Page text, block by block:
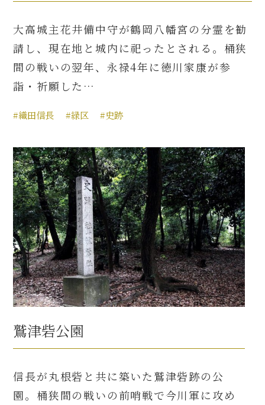
大高城主花井備中守が鶴岡八幡宮の分霊を勧
請し、現在地と城内に祀ったとされる。桶狭
間の戦いの翌年、永禄4年に徳川家康が参
詣・祈願した…
#織田信長 #緑区 #史跡
鷲津砦公園
信長が丸根砦と共に築いた鷲津砦跡の公
園。桶狭間の戦いの前哨戦で今川軍に攻め